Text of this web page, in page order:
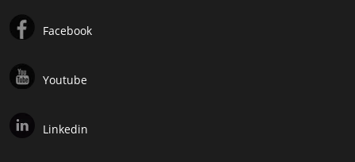
Facebook
Youtube
Linkedin